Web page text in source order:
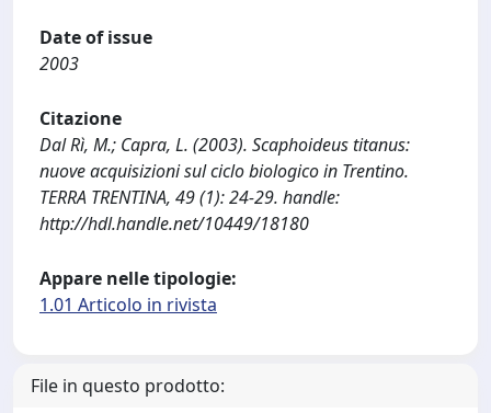
Date of issue
2003
Citazione
Dal Rì, M.; Capra, L. (2003). Scaphoideus titanus:
nuove acquisizioni sul ciclo biologico in Trentino.
TERRA TRENTINA, 49 (1): 24-29. handle:
http://hdl.handle.net/10449/18180
Appare nelle tipologie:
1.01 Articolo in rivista
File in questo prodotto: